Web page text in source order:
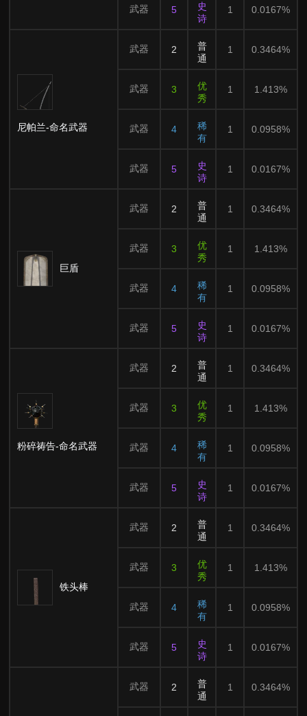
武器 5
史
诗
1 0.0167%
尼帕兰-命名武器
武器 2
普
通
1 0.3464%
武器 3
优
秀
1 1.413%
武器 4
稀
有
1 0.0958%
武器 5
史
诗
1 0.0167%
巨盾
武器 2
普
通
1 0.3464%
武器 3
优
秀
1 1.413%
武器 4
稀
有
1 0.0958%
武器 5
史
诗
1 0.0167%
粉碎祷告-命名武器
武器 2
普
通
1 0.3464%
武器 3
优
秀
1 1.413%
武器 4
稀
有
1 0.0958%
武器 5
史
诗
1 0.0167%
铁头棒
武器 2
普
通
1 0.3464%
武器 3
优
秀
1 1.413%
武器 4
稀
有
1 0.0958%
武器 5
史
诗
1 0.0167%
武器 2
普
通
1 0.3464%